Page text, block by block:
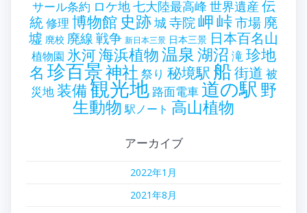
サール条約 ロケ地七大陸最高峰 世界遺産 伝
統修理 博物館 史跡城寺院岬峠市場 廃
墟 廃校 廃線戦争 新日本三景 日本三景 日本百名山
植物園 氷河海浜植物温泉湖沼 滝 珍地
名 珍百景神社 祭り 秘境駅 船街道 被
災地 装備観光地 路面電車道の駅 野
生動物 駅ノート 高山植物
アーカイブ
2022年1月
2021年8月